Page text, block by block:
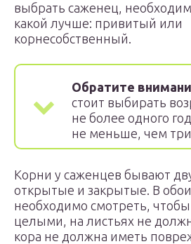
выбрать саженец,
какой лучше: привитый или
корнесобственный.
Обратите
стоит выбирать
не более одного
не меньше, чем три
Корни у саженцев бывают
открытые и закрытые. В
необходимо смотреть,
целыми, на листьях не
кора не должна иметь